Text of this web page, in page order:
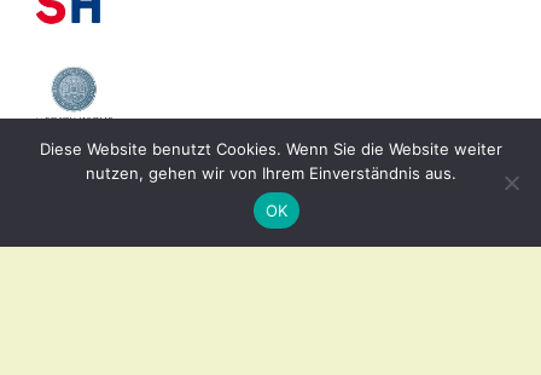
Diese Website benutzt Cookies. Wenn Sie die Website weiter
nutzen, gehen wir von Ihrem Einverständnis aus.
OK